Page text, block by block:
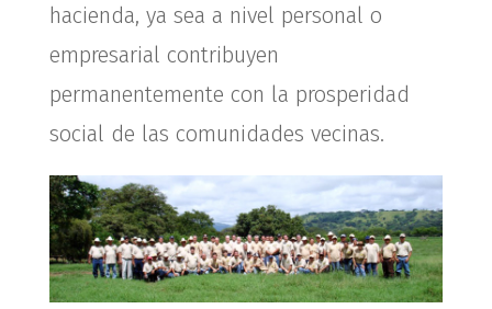
hacienda, ya sea a nivel personal o
empresarial contribuyen
permanentemente con la prosperidad
social de las comunidades vecinas.